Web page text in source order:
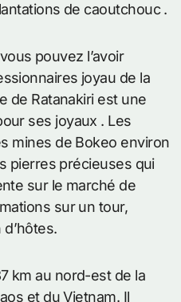
de caoutchouc .
pouvez l’avoir
joyau de la
de Ratanakiri est une
ses joyaux . Les
mines de Bokeo environ
pierres précieuses qui
sur le marché de
sur un tour,
km au nord-est de la
et du Vietnam. Il